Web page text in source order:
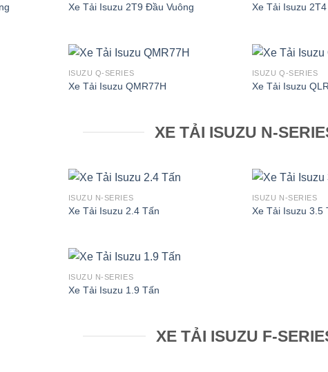
Xe Tải Isuzu 2T9 Đầu Vuông Xe Tải Isuzu
ISUZU Q-SERIES
Xe Tải Isuzu QMR77H
ISUZU Q-SERIES
Xe Tải Isuzu
XE TẢI ISUZU N-
ISUZU N-SERIES
Xe Tải Isuzu 2.4 Tấn
ISUZU N-SERIES
Xe Tải Isuzu 3.5
ISUZU N-SERIES
Xe Tải Isuzu 1.9 Tấn
XE TẢI ISUZU F-